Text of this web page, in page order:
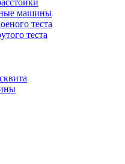
машины
теста
теста